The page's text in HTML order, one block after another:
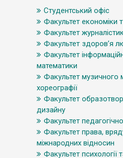
Студентський офіс
Факультет економіки
Факультет
Факультет здоров’я
Факультет
математики
Факультет музичного
хореографії
Факультет
дизайну
Факультет
Факультет права,
міжнародних відносин
Факультет психології